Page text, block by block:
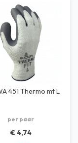
451 Thermo mt L
per paar
€ 4,74